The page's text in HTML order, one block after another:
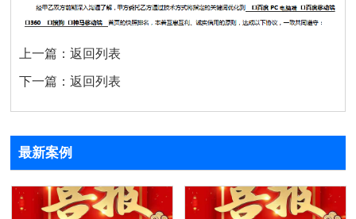
上一篇：返回列表
下一篇：返回列表
最新案例